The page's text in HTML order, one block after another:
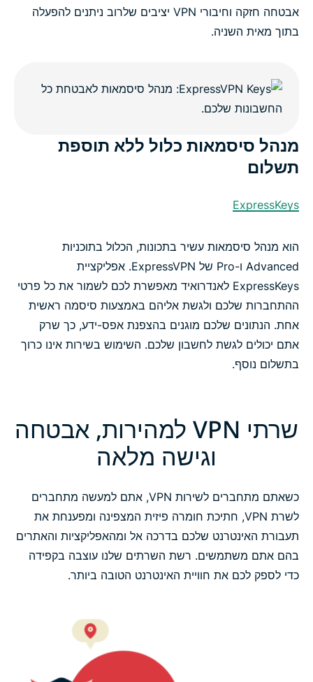
אבטחה חזקה וחיבורי VPN יציבים שלרוב ניתנים להפעלה
בתוך מאית השניה.
מנהל סיסמאות כלול ללא תוספת
תשלום
ExpressKeys
הוא מנהל סיסמאות עשיר בתכונות, הכלול בתוכניות
Advanced ו-Pro של ExpressVPN. אפליקציית
ExpressKeys לאנדרואיד מאפשרת לכם לשמור את כל פרטי
ההתחברות שלכם ולגשת אליהם באמצעות סיסמה ראשית
אחת. הנתונים שלכם מוגנים בהצפנת אפס-ידע, כך שרק
אתם יכולים לגשת לחשבון שלכם. השימוש בשירות אינו כרוך
בתשלום נוסף.
שרתי VPN למהירות, אבטחה
וגישה מלאה
כשאתם מתחברים לשירות VPN, אתם למעשה מתחברים
לשרת VPN, חתיכת חומרה פיזית המצפינה ומפענחת את
תעבורת האינטרנט שלכם בדרכה אל ומהאפליקציות והאתרים
בהם אתם משתמשים. רשת השרתים שלנו עוצבה בקפידה
כדי לספק לכם את חוויית האינטרנט הטובה ביותר.